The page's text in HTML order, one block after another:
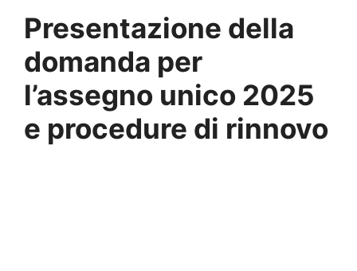
Presentazione della
domanda per
l’assegno unico 2025
e procedure di rinnovo